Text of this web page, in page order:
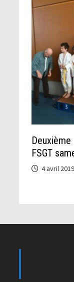
FSGT
4 avril 2019